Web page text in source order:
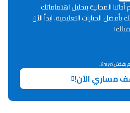
التأهيلي
المجانية بتحليل اهتماماتك
الخيارات التعليمية. ابدأ الآن
مساري الآن!